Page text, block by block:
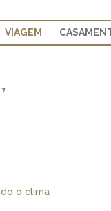
VIAGEM
o clima